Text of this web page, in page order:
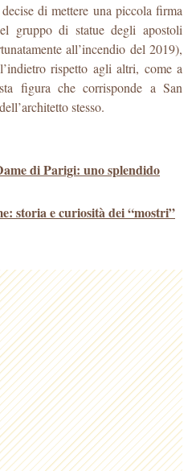
di mettere una piccola firma
gruppo di statue degli apostoli
all’incendio del 2019),
rispetto agli altri, come a
figura che corrisponde a San
stesso.
di Parigi: uno splendido
storia e curiosità dei “mostri”